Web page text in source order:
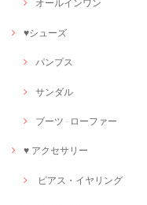
オールインワン
♥シューズ
パンプス
サンダル
ブーツ · ローファー
♥ アクセサリー
ピアス・イヤリング